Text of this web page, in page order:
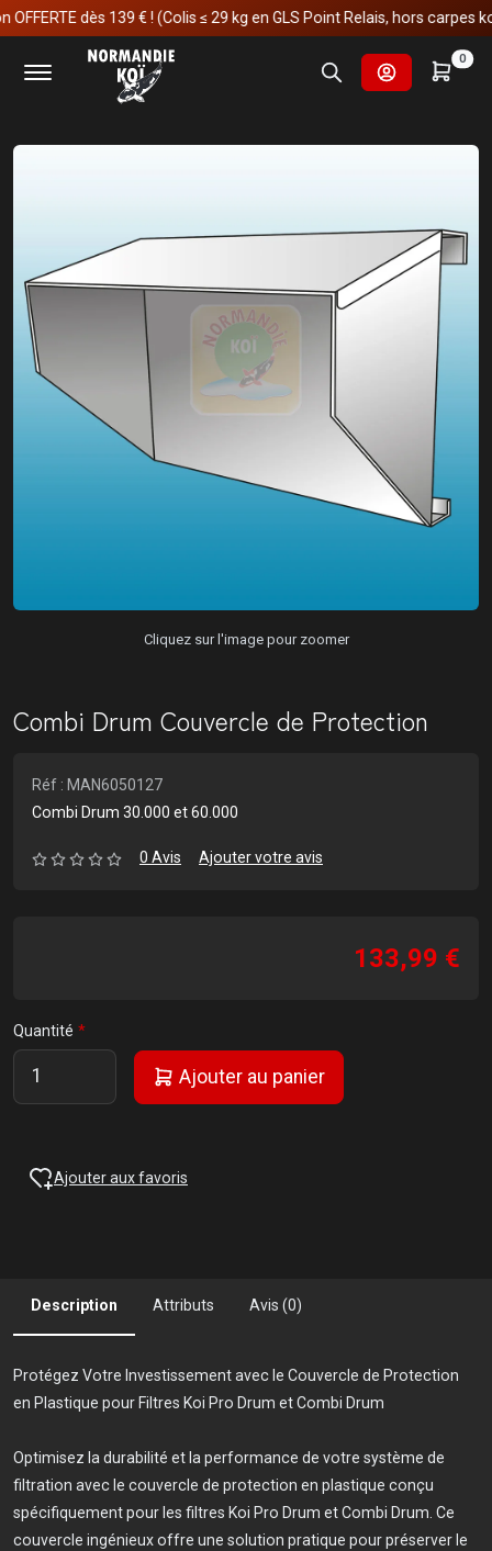
dès 139 € ! (Colis ≤ 29 kg en GLS Point Relais, hors carpes koï)
0
Accueil
Fournitures et technologies pour les bassins
Filtrations pour les bassins
Filtres à tambour
Combi Drum Couvercle de Protection
Cliquez sur l'image pour zoomer
Combi Drum Couvercle de Protection
Réf : MAN6050127
Combi Drum 30.000 et 60.000
0 Avis Ajouter votre avis
133,99 €
Quantité
Ajouter au panier
Ajouter aux favoris
Description Attributs Avis (0)
Protégez Votre Investissement avec le Couvercle de Protection
en Plastique pour Filtres Koi Pro Drum et Combi Drum
Optimisez la durabilité et la performance de votre système de
filtration avec le couvercle de protection en plastique conçu
spécifiquement pour les filtres Koi Pro Drum et Combi Drum. Ce
couvercle ingénieux offre une solution pratique pour préserver le